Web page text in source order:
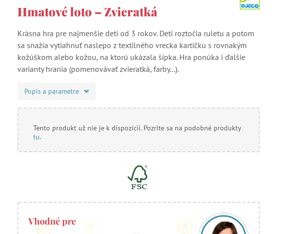
Hmatové loto – Zvieratká
Krásna hra pre najmenšie deti od 3 rokov. Deti roztočia ruletu a potom
sa snažia vytiahnuť naslepo z textilného vrecka kartičku s rovnakým
kožúškom alebo kožou, na ktorú ukázala šípka. Hra ponúka i ďalšie
varianty hrania (pomenovávať zvieratká, farby...).
Popis a parametre
Tento produkt už nie je k dispozícii. Pozrite sa na podobné produkty
tu.
Vhodné pre